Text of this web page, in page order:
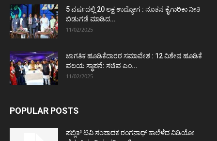
5 ವರ್ಷದಲ್ಲಿ 20 ಲಕ್ಷ ಉದ್ಯೋಗ : ನೂತನ ಕೈಗಾರಿಕಾ ನೀತಿ
ಬಿಡುಗಡೆ ಮಾಡಿದ...
11/02/2025
ಜಾಗತಿಕ ಹೂಡಿಕೆದಾರರ ಸಮಾವೇಶ : 12 ವಿಶೇಷ ಹೂಡಿಕೆ
ವಲಯ ಸ್ಥಾಪನೆ: ಸಚಿವ ಎಂ...
11/02/2025
POPULAR POSTS
ಪಬ್ಲಿಕ್ ಟಿವಿ ಸಂಪಾದಕ ರಂಗನಾಥ್ ಕಾಲೆಳೆದ ವಿಡಿಯೋ